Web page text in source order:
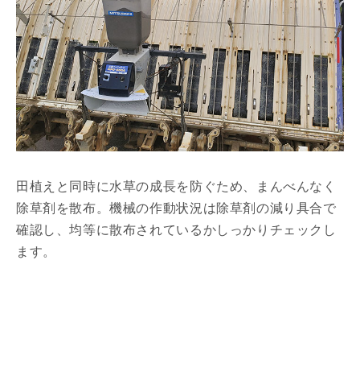
田植えと同時に水草の成長を防ぐため、まんべんなく
除草剤を散布。機械の作動状況は除草剤の減り具合で
確認し、均等に散布されているかしっかりチェックし
ます。